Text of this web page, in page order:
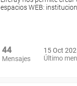
espacios WEB:
44
Mensajes
15 Oct
Último